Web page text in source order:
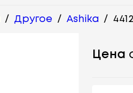
/ Другое / Ashika /
Цена